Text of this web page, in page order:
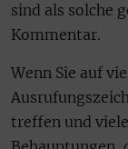
sind als solche
Kommentar.
Wenn Sie auf
treffen und